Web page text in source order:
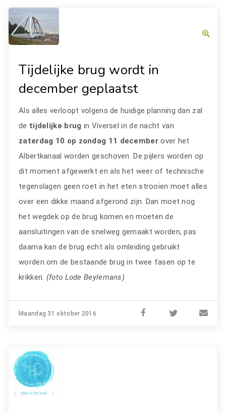
Tijdelijke brug wordt in
december geplaatst
Als alles verloopt volgens de huidige planning dan zal
de tijdelijke brug in Viversel in de nacht van
zaterdag 10 op zondag 11 decemberover het
Albertkanaal worden geschoven. De pijlers worden op
dit moment afgewerkt en als het weer of technische
tegenslagen geen roet in het eten strooien moet alles
over een dikke maand afgerond zijn. Dan moet nog
het wegdek op de brug komen en moeten de
aansluitingen van de snelweg gemaakt worden, pas
daarna kan de brug echt als omleiding gebruikt
worden om de bestaande brug in twee fasen op te
krikken. (foto Lode Beylemans)
Maandag 31 oktober 2016